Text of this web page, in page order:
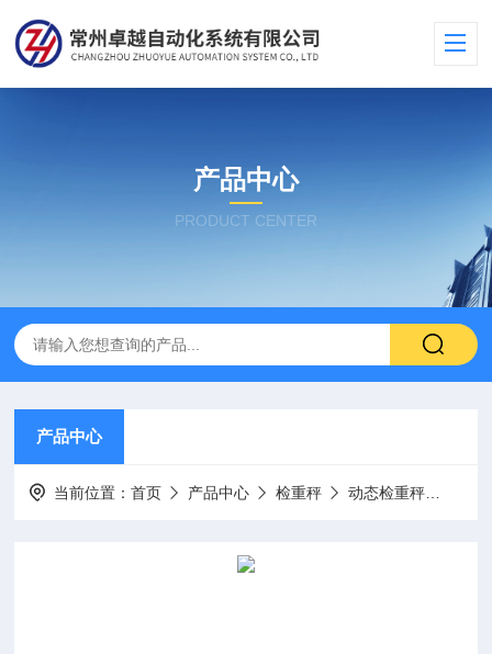
产品中心
PRODUCT CENTER
产品中心
当前位置：首页 产品中心 检重秤 动态检重秤